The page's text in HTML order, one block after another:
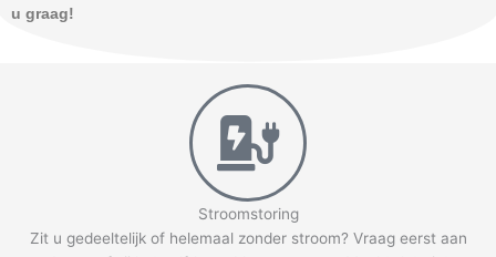
u graag!
Stroomstoring
Zit u gedeeltelijk of helemaal zonder stroom? Vraag eerst aan